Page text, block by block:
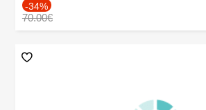
-34%
70.00€